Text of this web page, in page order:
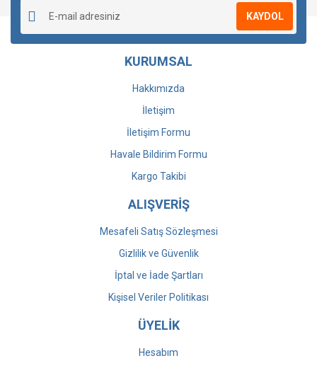
KAYDOL
KURUMSAL
Hakkımızda
İletişim
İletişim Formu
Havale Bildirim Formu
Kargo Takibi
ALIŞVERİŞ
Mesafeli Satış Sözleşmesi
Gizlilik ve Güvenlik
İptal ve İade Şartları
Kişisel Veriler Politikası
ÜYELİK
Hesabım